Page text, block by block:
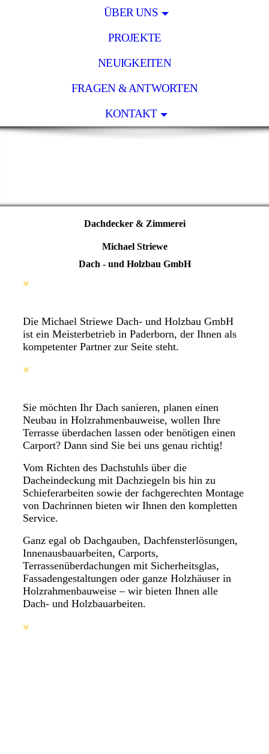
ÜBER UNS
PROJEKTE
NEUIGKEITEN
FRAGEN & ANTWORTEN
KONTAKT
Dachdecker & Zimmerei
Michael Striewe
Dach - und Holzbau GmbH
Die Michael Striewe Dach- und Holzbau GmbH
ist ein Meisterbetrieb in Paderborn, der Ihnen als
kompetenter Partner zur Seite steht.
Sie möchten Ihr Dach sanieren, planen einen
Neubau in Holzrahmenbauweise, wollen Ihre
Terrasse überdachen lassen oder benötigen einen
Carport? Dann sind Sie bei uns genau richtig!
Vom Richten des Dachstuhls über die
Dacheindeckung mit Dachziegeln bis hin zu
Schieferarbeiten sowie der fachgerechten Montage
von Dachrinnen bieten wir Ihnen den kompletten
Service.
Ganz egal ob Dachgauben, Dachfensterlösungen,
Innenausbauarbeiten, Carports,
Terrassenüberdachungen mit Sicherheitsglas,
Fassadengestaltungen oder ganze Holzhäuser in
Holzrahmenbauweise – wir bieten Ihnen alle
Dach- und Holzbauarbeiten.